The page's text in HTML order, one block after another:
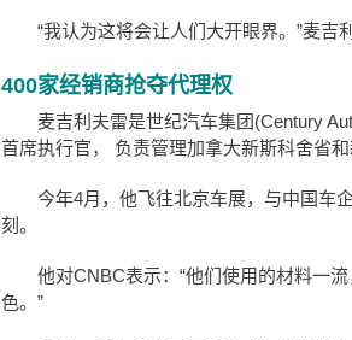
“我认为这将会让人们大开眼界。”麦吉
400家经销商抢夺代理权
麦吉利夫雷是世纪汽车集团(Century
首席执行官， 负责管理加拿大新斯科舍省和
今年4月，他飞往北京车展，与中国车
刻。
他对CNBC表示：“他们使用的材料一
色。”